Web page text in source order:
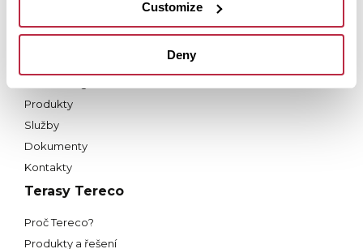
Customize
Deny
Kontakty
Produkty
Služby
Dokumenty
Kontakty
Terasy Tereco
Proč Tereco?
Produkty a řešení